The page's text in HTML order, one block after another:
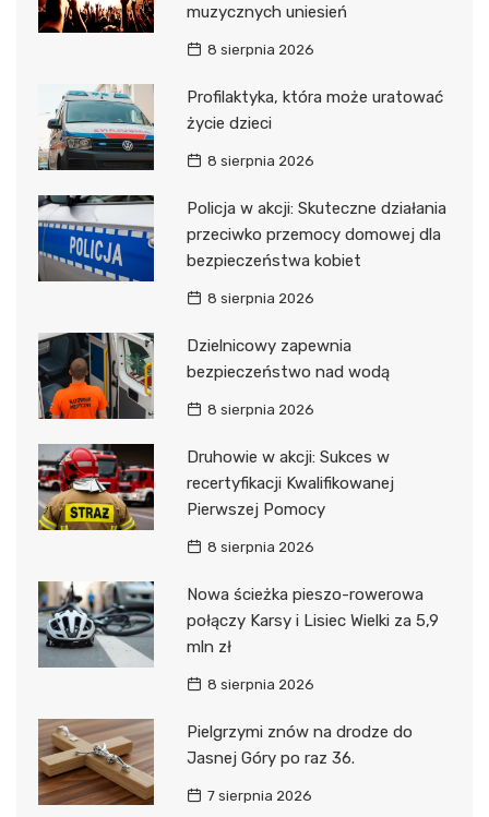
muzycznych uniesień
8 sierpnia 2026
Profilaktyka, która może uratować
życie dzieci
8 sierpnia 2026
Policja w akcji: Skuteczne działania
przeciwko przemocy domowej dla
bezpieczeństwa kobiet
8 sierpnia 2026
Dzielnicowy zapewnia
bezpieczeństwo nad wodą
8 sierpnia 2026
Druhowie w akcji: Sukces w
recertyfikacji Kwalifikowanej
Pierwszej Pomocy
8 sierpnia 2026
Nowa ścieżka pieszo-rowerowa
połączy Karsy i Lisiec Wielki za 5,9
mln zł
8 sierpnia 2026
Pielgrzymi znów na drodze do
Jasnej Góry po raz 36.
7 sierpnia 2026